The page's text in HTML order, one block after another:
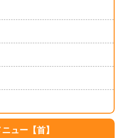
ュー【首】